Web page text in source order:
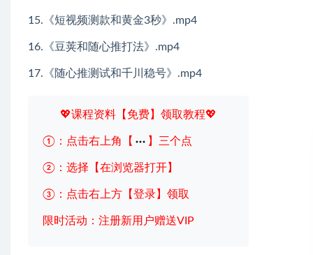
15.《短视频测款和黄金3秒》.mp4
16.《豆荚和随心推打法》.mp4
17.《随心推测试和千川稳号》.mp4
💖课程资料【免费】领取教程💖
①：点击右上角【 】三个点
②：选择【在浏览器打开】
③：点击右上方【登录】领取
限时活动：注册新用户赠送VIP